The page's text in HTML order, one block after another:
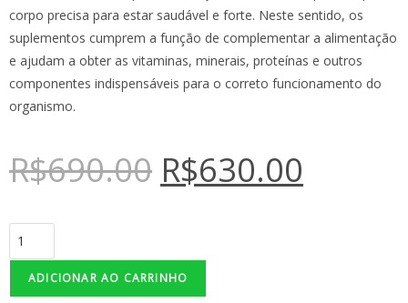
corpo precisa para estar saudável e forte. Neste sentido, os
suplementos cumprem a função de complementar a alimentação
e ajudam a obter as vitaminas, minerais, proteínas e outros
componentes indispensáveis para o correto funcionamento do
organismo.
R$690.00 R$630.00
ADICIONAR AO CARRINHO